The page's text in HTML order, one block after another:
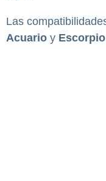
Las
Acuario y Escorpio